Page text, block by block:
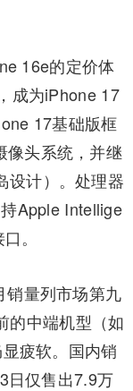
16e的定价体
成为iPhone 17
17基础版框
像头系统，并继
设计）。处理器
Apple Intellige
。
销量列市场第九
的中端机型（如
疲软。国内销
日仅售出7.9万